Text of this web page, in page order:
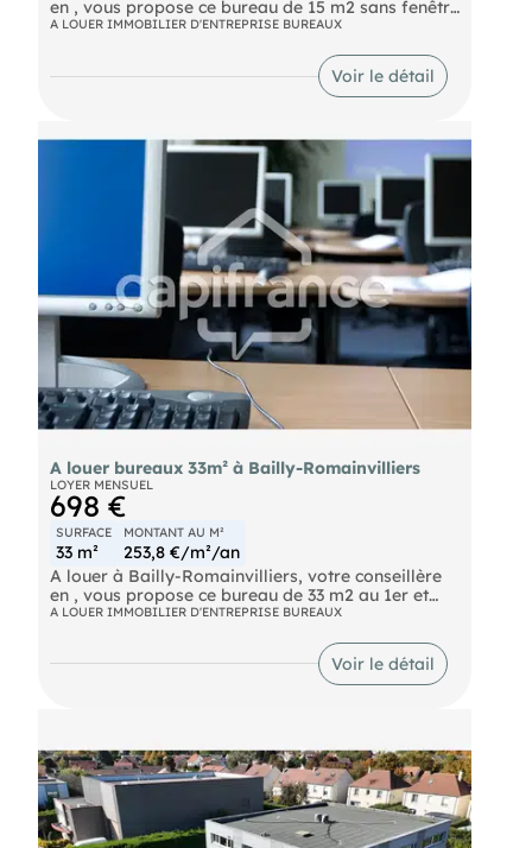
en , vous propose ce bureau de 15 m2 sans fenêtre
au 1er et dernier étage d'un bâtiment de 2016
Le bureau est libre de suite, loyer 390 € H.T ET H.C
+ charges 75 €, dépôt de garantie de deux mois
A voir rapidement Les honoraires d'agence sont à
la charge du locataire, soit 842,40€.
Les informations sur les risques auxquels ce bien
est exposé sont disponibles sur le site Géorisques :
georisques. gouv. fr.
(RSAC N°442 471 967 - Greffe de BOBIGNY)
Entrepreneur Individuel - Réf.925518
A LOUER IMMOBILIER D'ENTREPRISE BUREAUX
Voir le détail
A louer bureaux 33m² à Bailly-Romainvilliers
LOYER MENSUEL
698 €
SURFACE
33 m²
MONTANT AU M²
253,8 €/m²/an
A louer à Bailly-Romainvilliers, votre conseillère
en , vous propose ce bureau de 33 m2 au 1er et
dernier étage d'un bâtiment de 2016 regroupant
Le bureau est libre de suite, loyer 698 € H.T ET H.C
+ charges 75 €, dépôt de garantie de deux mois
A voir rapidement Les honoraires d'agence sont à
la charge du locataire, soit 1507,68€.
Les informations sur les risques auxquels ce bien
est exposé sont disponibles sur le site Géorisques :
georisques. gouv. fr.
A LOUER IMMOBILIER D'ENTREPRISE BUREAUX
Voir le détail